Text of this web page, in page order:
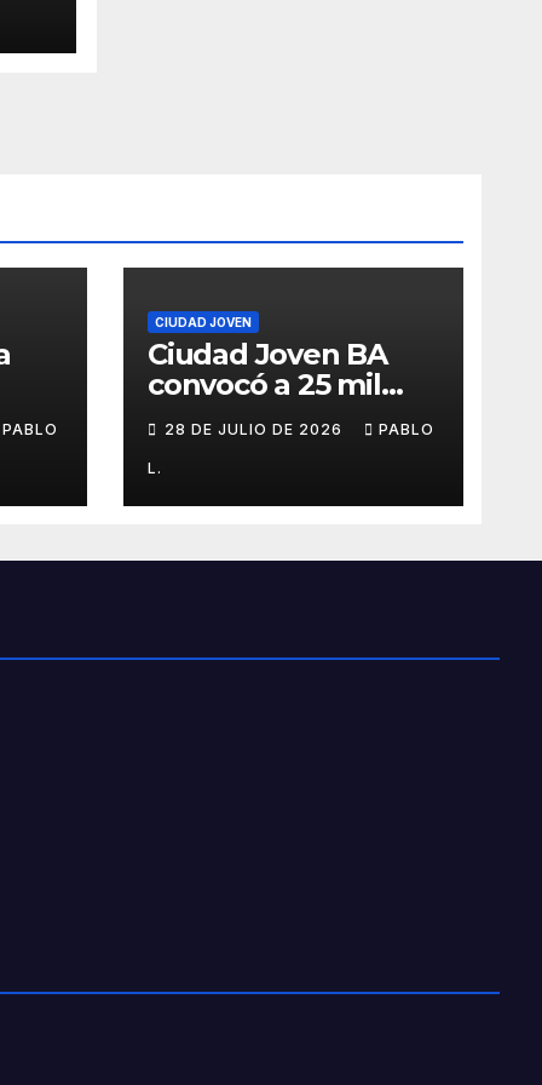
PABLO
CIUDAD JOVEN
Ciudad Joven BA
convocó a 25 mil
personas
28 DE JULIO DE 2026 PABLO
L.